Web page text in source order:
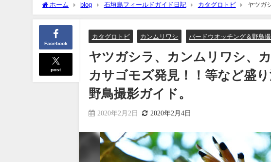
ホーム blog 石垣島フィールドガイド日記 カタグロトビ
ヤツガ
発見！！等など盛り沢山のバードウオッチング＆野鳥撮影ガイド。
Facebook
post
カタグロトビ カンムリワシ バードウオッチング＆野鳥
ヤツガシラ、カンムリワシ、
カサゴモズ発見！！等など盛
野鳥撮影ガイド。
2020年2月2日 2020年2月4日